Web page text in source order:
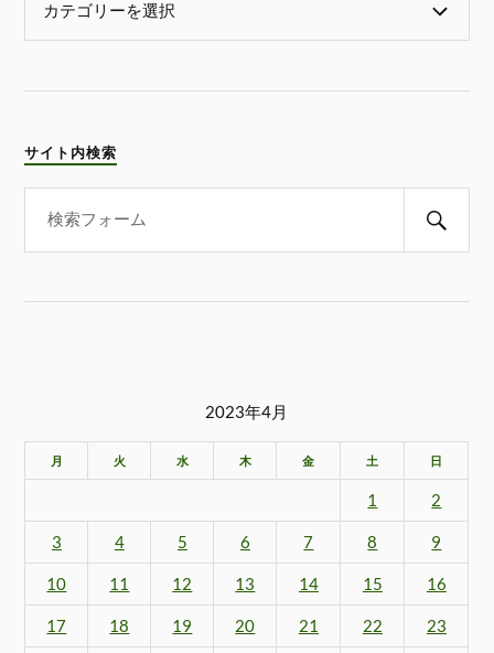
サイト内検索
2023年4月
月 火 水 木 金 土 日
1 2
3 4 5 6 7 8 9
10 11 12 13 14 15 16
17 18 19 20 21 22 23